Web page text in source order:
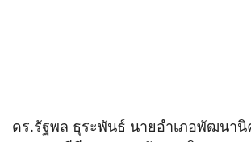
ดร.รัฐพล ธุระพันธ์ นายอำเภอพัฒนานิ